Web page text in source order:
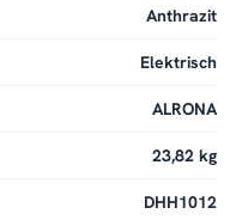
Anthrazit
Elektrisch
ALRONA
23,82 kg
DHH1012